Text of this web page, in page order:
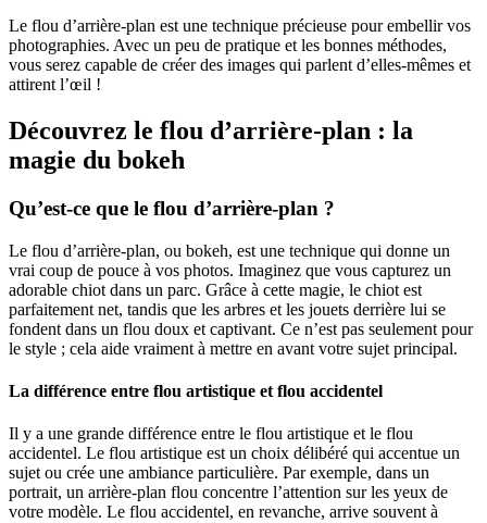
Le flou d’arrière-plan est une technique précieuse pour embellir vos
photographies. Avec un peu de pratique et les bonnes méthodes,
vous serez capable de créer des images qui parlent d’elles-mêmes et
attirent l’œil !
Découvrez le flou d’arrière-plan : la
magie du bokeh
Qu’est-ce que le flou d’arrière-plan ?
Le flou d’arrière-plan, ou bokeh, est une technique qui donne un
vrai coup de pouce à vos photos. Imaginez que vous capturez un
adorable chiot dans un parc. Grâce à cette magie, le chiot est
parfaitement net, tandis que les arbres et les jouets derrière lui se
fondent dans un flou doux et captivant. Ce n’est pas seulement pour
le style ; cela aide vraiment à mettre en avant votre sujet principal.
La différence entre flou artistique et flou accidentel
Il y a une grande différence entre le flou artistique et le flou
accidentel. Le flou artistique est un choix délibéré qui accentue un
sujet ou crée une ambiance particulière. Par exemple, dans un
portrait, un arrière-plan flou concentre l’attention sur les yeux de
votre modèle. Le flou accidentel, en revanche, arrive souvent à